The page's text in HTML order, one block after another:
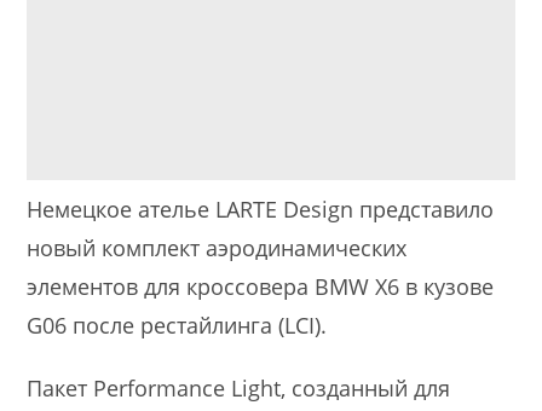
Немецкое ателье LARTE Design представило
новый комплект аэродинамических
элементов для кроссовера BMW X6 в кузове
G06 после рестайлинга (LCI).
Пакет Performance Light, созданный для